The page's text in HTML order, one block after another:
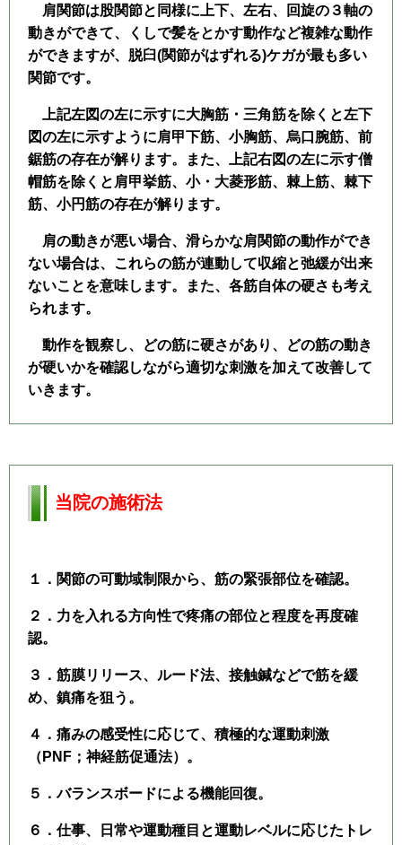
肩関節は股関節と同様に上下、左右、回旋の３軸の
動きができて、くしで髪をとかす動作など複雑な動作
ができますが、脱臼(関節がはずれる)ケガが最も多い
関節です。
上記左図の左に示すに大胸筋・三角筋を除くと左下
図の左に示すように肩甲下筋、小胸筋、烏口腕筋、前
鋸筋の存在が解ります。また、上記右図の左に示す僧
帽筋を除くと肩甲挙筋、小・大菱形筋、棘上筋、棘下
筋、小円筋の存在が解ります。
肩の動きが悪い場合、滑らかな肩関節の動作ができ
ない場合は、これらの筋が連動して収縮と弛緩が出来
ないことを意味します。また、各筋自体の硬さも考え
られます。
動作を観察し、どの筋に硬さがあり、どの筋の動き
が硬いかを確認しながら適切な刺激を加えて改善して
いきます。
当院の施術法
１．関節の可動域制限から、筋の緊張部位を確認。
２．力を入れる方向性で疼痛の部位と程度を再度確
認。
３．筋膜リリース、ルード法、接触鍼などで筋を緩
め、鎮痛を狙う。
４．痛みの感受性に応じて、積極的な運動刺激
（PNF；神経筋促通法）。
５．バランスボードによる機能回復。
６．仕事、日常や運動種目と運動レベルに応じたトレ